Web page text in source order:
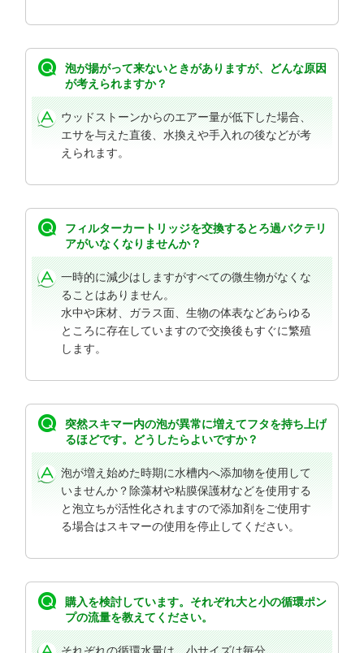
泡が揚がって来ないときがありますが、どんな原因
が考えられますか？
ウッドストーンからのエアー量が低下した場合、
エサを与えた直後、水換えや手入れの後などが考
えられます。
フィルターカートリッジを交換するとろ過バクテリ
アがいなくなりませんか？
一時的に減少はしますがすべての微生物がなくな
ることはありません。
水中や床材、ガラス面、生物の体表などあらゆる
ところに存在していますので交換後もすぐに繁殖
します。
突然スキマー内の泡が異常に増えてフタを持ち上げ
るほどです。どうしたらよいですか？
泡が増え始めた時期に水槽内へ添加物を使用して
いませんか？除藻材や粘膜保護材などを使用する
と泡立ちが活性化されますので添加剤をご使用す
る場合はスキマーの使用を停止してください。
購入を検討しています。それぞれ大と小の循環ポン
プの流量を教えてください。
それぞれの循環水量は、小サイズは毎分